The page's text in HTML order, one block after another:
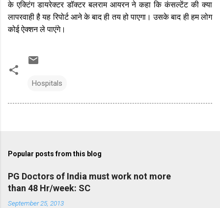
के एक्टिंग डायरेक्टर डॉक्टर बलराम आयरन ने कहा कि कंसल्टेंट की क्या
लापरवाही है यह रिपोर्ट आने के बाद ही तय हो पाएगा। उसके बाद ही हम लोग
कोई ऐक्शन ले पाएंगे।
Hospitals
Popular posts from this blog
PG Doctors of India must work not more
than 48 Hr/week: SC
September 25, 2013